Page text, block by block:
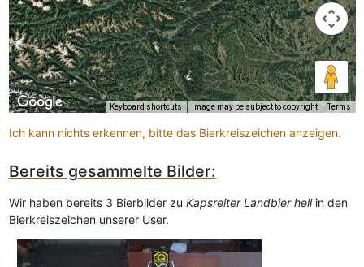
Keyboard shortcuts Image may be subject to copyright Terms
Ich kann nichts erkennen, bitte das Bierkreiszeichen anzeigen.
Bereits gesammelte Bilder:
Wir haben bereits 3 Bierbilder zu Kapsreiter Landbier hellin den
Bierkreiszeichen unserer User.